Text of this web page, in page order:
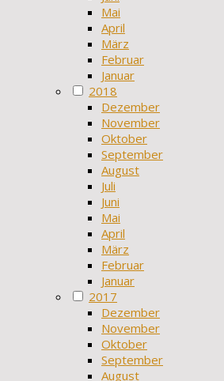
Mai
April
März
Februar
Januar
2018
Dezember
November
Oktober
September
August
Juli
Juni
Mai
April
März
Februar
Januar
2017
Dezember
November
Oktober
September
August